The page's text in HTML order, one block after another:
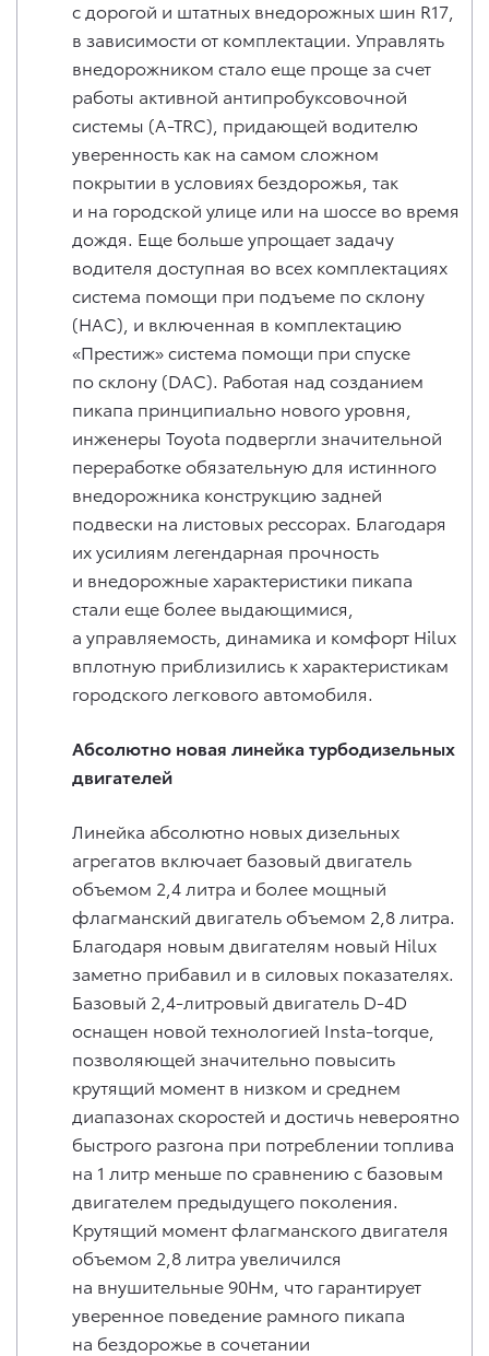
с дорогой и штатных внедорожных шин R17,
в зависимости от комплектации. Управлять
внедорожником стало еще проще за счет
работы активной антипробуксовочной
системы (A-TRC), придающей водителю
уверенность как на самом сложном
покрытии в условиях бездорожья, так
и на городской улице или на шоссе во время
дождя. Еще больше упрощает задачу
водителя доступная во всех комплектациях
система помощи при подъеме по склону
(HAC), и включенная в комплектацию
«Престиж» система помощи при спуске
по склону (DAC). Работая над созданием
пикапа принципиально нового уровня,
инженеры Toyota подвергли значительной
переработке обязательную для истинного
внедорожника конструкцию задней
подвески на листовых рессорах. Благодаря
их усилиям легендарная прочность
и внедорожные характеристики пикапа
стали еще более выдающимися,
а управляемость, динамика и комфорт Hilux
вплотную приблизились к характеристикам
городского легкового автомобиля.
Абсолютно новая линейка турбодизельных
двигателей
Линейка абсолютно новых дизельных
агрегатов включает базовый двигатель
объемом 2,4 литра и более мощный
флагманский двигатель объемом 2,8 литра.
Благодаря новым двигателям новый Hilux
заметно прибавил и в силовых показателях.
Базовый 2,4-литровый двигатель D-4D
оснащен новой технологией Insta-torque,
позволяющей значительно повысить
крутящий момент в низком и среднем
диапазонах скоростей и достичь невероятно
быстрого разгона при потреблении топлива
на 1 литр меньше по сравнению с базовым
двигателем предыдущего поколения.
Крутящий момент флагманского двигателя
объемом 2,8 литра увеличился
на внушительные 90Нм, что гарантирует
уверенное поведение рамного пикапа
на бездорожье в сочетании